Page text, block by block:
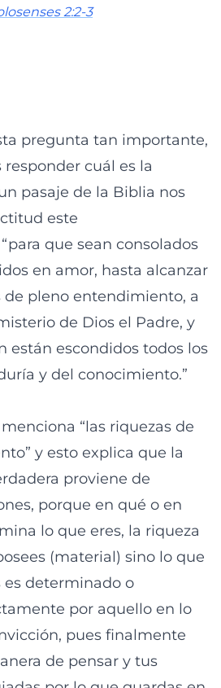
2:2-3
pregunta tan importante,
cuál es la
pasaje de la Biblia nos
este
que sean consolados
en amor, hasta alcanzar
de pleno entendimiento, a
de Dios el Padre, y
están escondidos todos los
y del conocimiento.”
“las riquezas de
y esto explica que la
proviene de
porque en qué o en
lo que eres, la riqueza
(material) sino lo que
es determinado o
por aquello en lo
pues finalmente
de pensar y tus